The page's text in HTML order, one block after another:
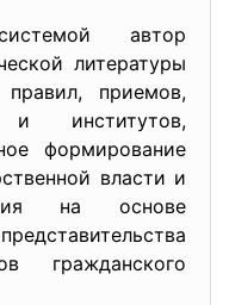
автор
литературы
правил, приемов,
и институтов,
формирование
власти и
на основе
гражданского